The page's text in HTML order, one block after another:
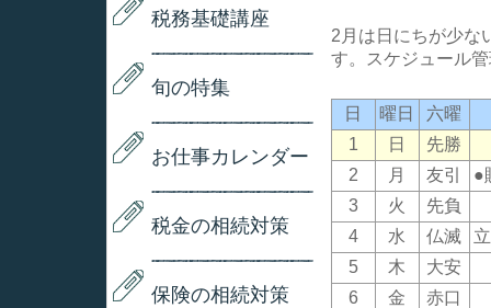
税務基礎講座
旬の特集
お仕事カレンダー
税金の相続対策
保険の相続対策
2月は日にちが少な
す。スケジュール
日 曜日
六曜
1
日
先勝
2
月 友引
●
3
火
先負
4
水 仏滅
5
木
大安
6
金
赤口